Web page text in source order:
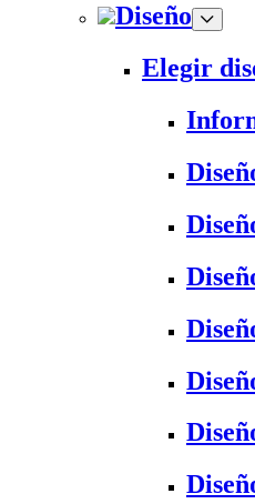
Diseño
Elegir